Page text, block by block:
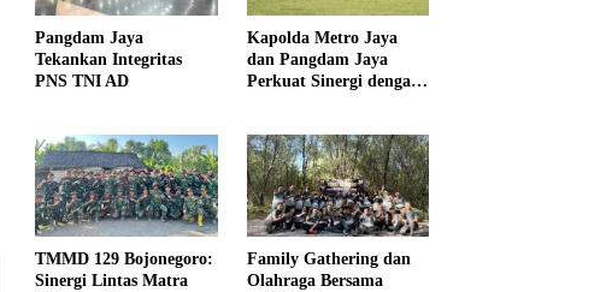
Pangdam Jaya
Tekankan Integritas
PNS TNI AD
Kapolda Metro Jaya
dan Pangdam Jaya
Perkuat Sinergi dengan
TMMD 129 Bojonegoro:
Sinergi Lintas Matra
Family Gathering dan
Olahraga Bersama